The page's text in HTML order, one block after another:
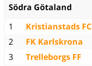
Södra Götaland
1
Kristianstads FC
2
FK Karlskrona
3
Trelleborgs FF